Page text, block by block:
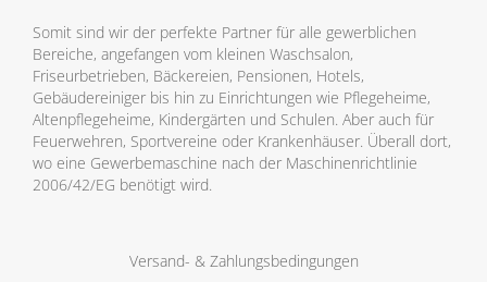
Somit sind wir der perfekte Partner für alle gewerblichen
Bereiche, angefangen vom kleinen Waschsalon,
Friseurbetrieben, Bäckereien, Pensionen, Hotels,
Gebäudereiniger bis hin zu Einrichtungen wie Pflegeheime,
Altenpflegeheime, Kindergärten und Schulen. Aber auch für
Feuerwehren, Sportvereine oder Krankenhäuser. Überall dort,
wo eine Gewerbemaschine nach der Maschinenrichtlinie
2006/42/EG benötigt wird.
Versand- & Zahlungsbedingungen